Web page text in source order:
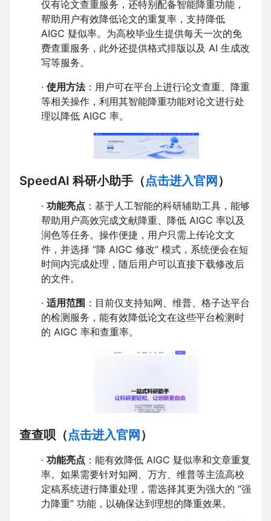
仅有论文查重服务，还特别配备智能降重功能，
帮助用户有效降低论文的重复率，支持降低
AIGC 疑似率。为高校毕业生提供每天一次的免
费查重服务，此外还提供格式排版以及 AI 生成改
写等服务。
· 使用方法：用户可在平台上进行论文查重、降重
等相关操作，利用其智能降重功能对论文进行处
理以降低 AIGC 率。
SpeedAI 科研小助手 （点击进入官网 ）
· 功能亮点 ：基于人工智能的科研辅助工具，能够
帮助用户高效完成文献降重、降低 AIGC 率以及
润色等任务。操作便捷，用户只需上传论文文
件，并选择 “降 AIGC 修改” 模式，系统便会在短
时间内完成处理，随后用户可以直接下载修改后
的文件。
· 适用范围 ：目前仅支持知网、维普、格子达平台
的检测服务，能有效降低论文在这些平台检测时
的 AIGC 率和查重率。
查查呗 （点击进入官网 ）
· 功能亮点 ：能有效降低 AIGC 疑似率和文章重复
率。如果需要针对知网、万方、维普等主流高校
定稿系统进行降重处理，需选择其更为强大的 “强
力降重” 功能，以确保达到理想的降重效果。